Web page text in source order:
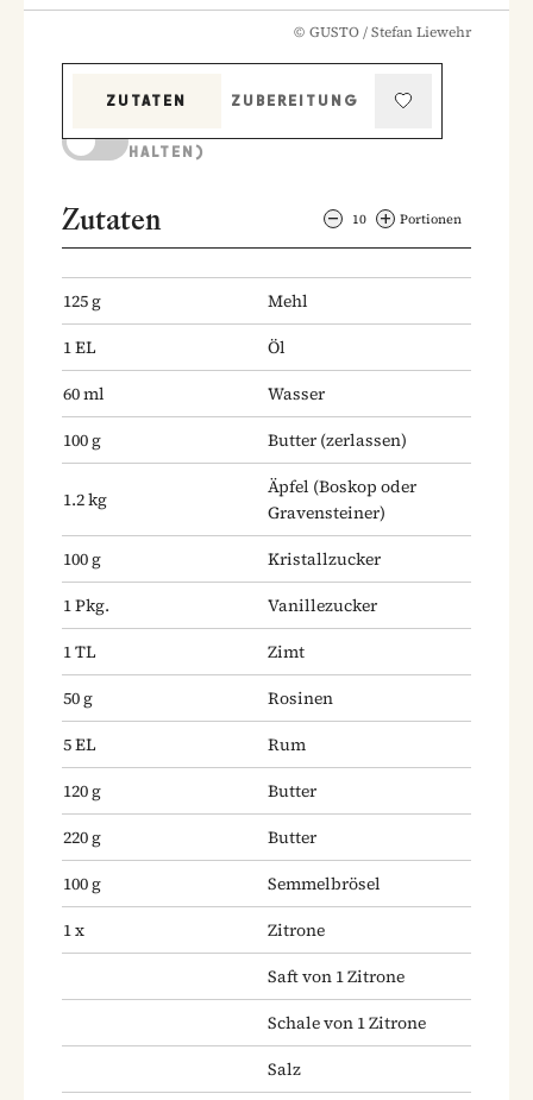
© GUSTO / Stefan Liewehr
ZUTATEN
ZUBEREITUNG
HALTEN)
Zutaten 10 Portionen
125g
Mehl
1EL
Öl
60ml
Wasser
100g Butter (zerlassen)
1.2kg
Äpfel (Boskop oder
Gravensteiner)
100g
Kristallzucker
1Pkg.
Vanillezucker
1TL
Zimt
50g
Rosinen
5EL
Rum
120g
Butter
220g
Butter
100g
Semmelbrösel
1x
Zitrone
Saft von 1 Zitrone
Schale von 1 Zitrone
Salz